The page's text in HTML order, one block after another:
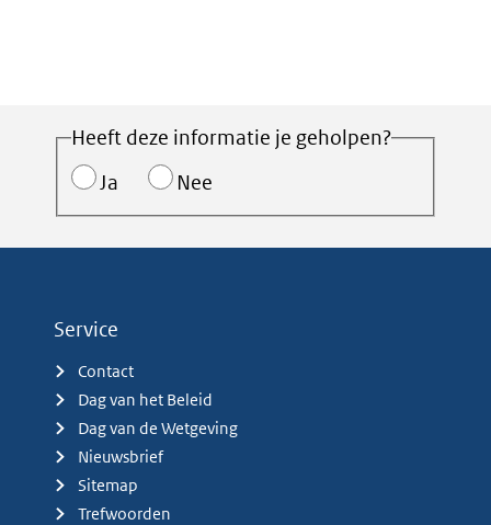
Heeft deze informatie je geholpen?
Ja
Nee
Service
Contact
Dag van het Beleid
Dag van de Wetgeving
Nieuwsbrief
Sitemap
Trefwoorden